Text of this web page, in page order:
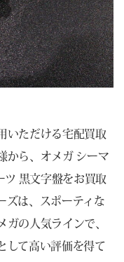
いただける宅配買取
から、オメガ シーマ
ツ 黒文字盤をお買取
ズは、スポーティな
ガの人気ラインで、
して高い評価を得て